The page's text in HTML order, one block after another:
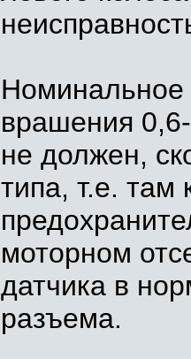
Номинальное
врашения
не должен,
типа, т.е. там
моторном
датчика в
разъема.